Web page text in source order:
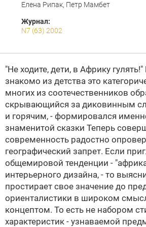
Елена Рипак, Петр Мамбет
Журнал:
N7 (63) 2002
"Не ходите, дети, в Африку
знакомо из детства это
многих из соотечественников
скрывающийся за диковинным
и горячим, - формировался
знаменитой сказки Теперь
современность радостно
географический запрет. Если
общемировой тенденции -
интерьерного дизайна, - то
простирает свое значение до
ориенталистики в широком
концептом. То есть не набором
характеристик - узнаваемой